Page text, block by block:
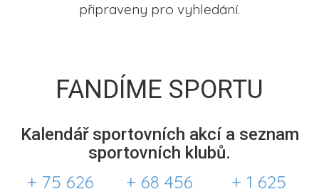
připraveny pro vyhledání.
FANDÍME SPORTU
Kalendář sportovních akcí a seznam
sportovních klubů.
+ 75 626 + 68 456 + 1 625